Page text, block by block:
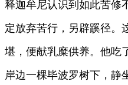
释迦牟尼认识到如此苦修
定放弃苦行，另辟蹊径。
堪，便献乳糜供养。他吃
岸边一棵毕波罗树下，静